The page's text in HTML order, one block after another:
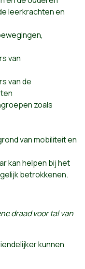
leerkrachten en
van
van de
zoals
van mobiliteit en
kan helpen bij het
betrokkenen.
draad voor tal van
kunnen